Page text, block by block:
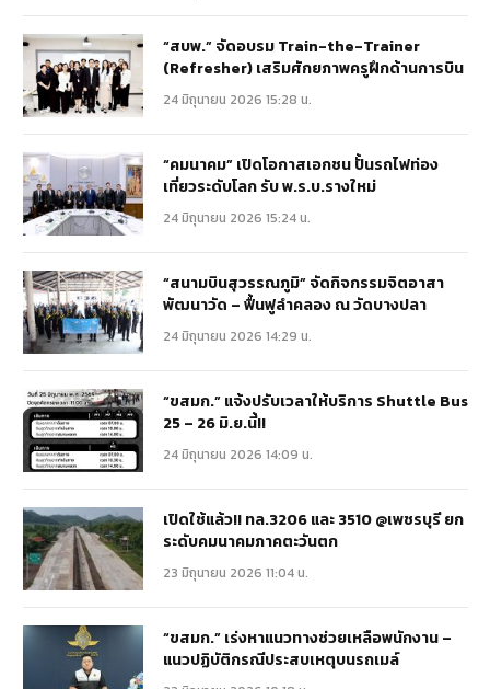
“สบพ.” จัดอบรม Train-the-Trainer
(Refresher) เสริมศักยภาพครูฝึกด้านการบิน
24 มิถุนายน 2026 15:28 น.
“คมนาคม” เปิดโอกาสเอกชน ปั้นรถไฟท่อง
เที่ยวระดับโลก รับ พ.ร.บ.รางใหม่
24 มิถุนายน 2026 15:24 น.
“สนามบินสุวรรณภูมิ” จัดกิจกรรมจิตอาสา
พัฒนาวัด – ฟื้นฟูลำคลอง ณ วัดบางปลา
24 มิถุนายน 2026 14:29 น.
“ขสมก.” แจ้งปรับเวลาให้บริการ Shuttle Bus
25 – 26 มิ.ย.นี้!!
24 มิถุนายน 2026 14:09 น.
เปิดใช้แล้ว!! ทล.3206 และ 3510 @เพชรบุรี ยก
ระดับคมนาคมภาคตะวันตก
23 มิถุนายน 2026 11:04 น.
“ขสมก.” เร่งหาแนวทางช่วยเหลือพนักงาน –
แนวปฏิบัติกรณีประสบเหตุบนรถเมล์